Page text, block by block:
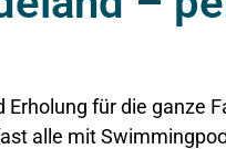
für die ganze
alle mit